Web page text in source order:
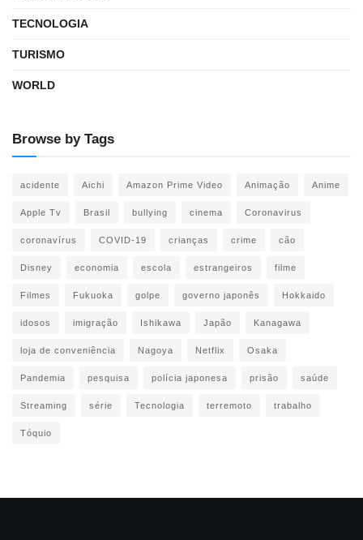
TECNOLOGIA
TURISMO
WORLD
Browse by Tags
acidente Aichi Amazon Prime Video Animação Anime
Apple Tv Brasil bullying cinema Coronavirus
coronavírus COVID-19 crianças crime cão
Disney economia escola estrangeiros filme
Filmes Fukuoka golpe governo japonês Hokkaido
idosos imigração Ishikawa Japão Kanagawa
loja de conveniência Nagoya Netflix Osaka
Pandemia pesquisa polícia japonesa prisão saúde
Streaming série Tecnologia terremoto trabalho
Tóquio